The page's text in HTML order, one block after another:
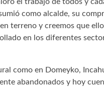
como alcalde, su
terreno y creemos que
en los diferentes
como en Domeyko,
abandonados y hoy